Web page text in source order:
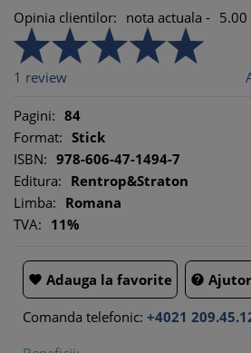
Opinia clientilor: nota actuala - 5.00
1 review
Pagini: 84
Format: Stick
ISBN: 978-606-47-1494-7
Editura: Rentrop&Straton
Limba: Romana
TVA: 11%
 Adauga la favorite  Ajutor
Comanda telefonic: +4021